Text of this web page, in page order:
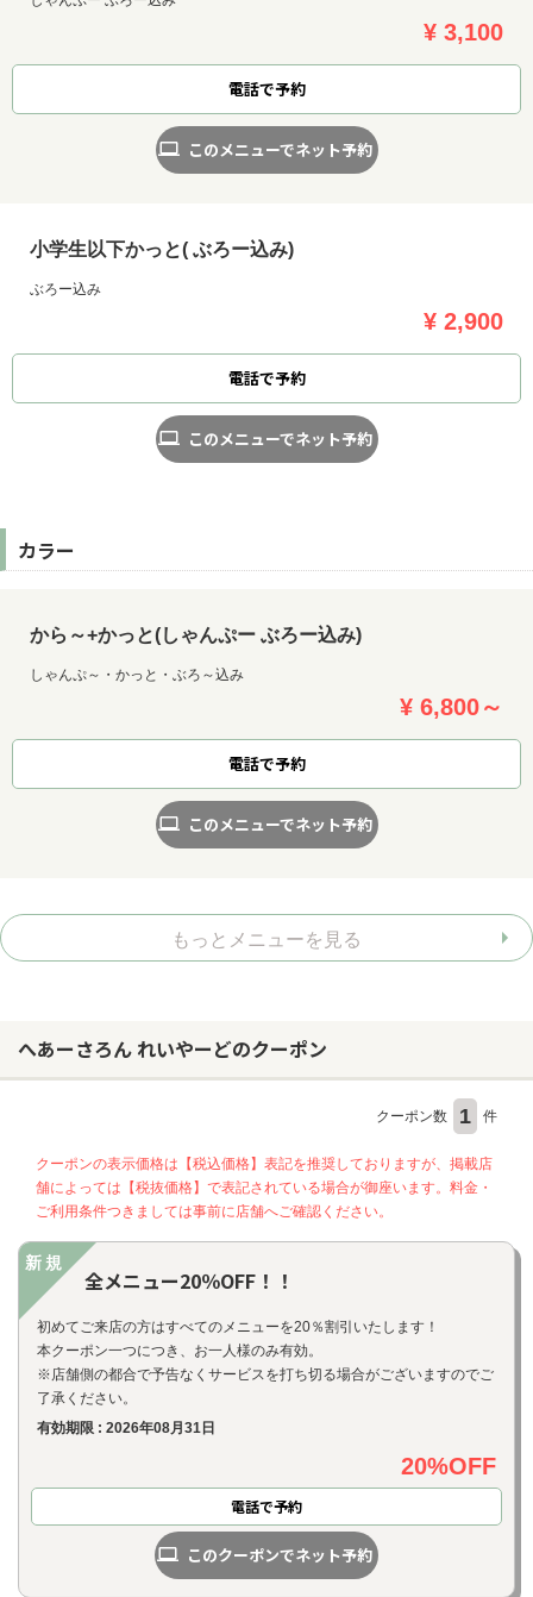
¥ 3,100
電話で予約
このメニューでネット予約
小学生以下かっと( ぶろー込み)
ぶろー込み
¥ 2,900
電話で予約
このメニューでネット予約
カラー
から～+かっと(しゃんぷー ぶろー込み)
しゃんぷ～・かっと・ぶろ～込み
¥ 6,800～
電話で予約
このメニューでネット予約
もっとメニューを見る
へあーさろん れいやーどのクーポン
クーポン数 1 件
クーポンの表示価格は【税込価格】表記を推奨しておりますが、掲載店
舗によっては【税抜価格】で表記されている場合が御座います。料金・
ご利用条件つきましては事前に店舗へご確認ください。
新規
全メニュー20％OFF！！
初めてご来店の方はすべてのメニューを20％割引いたします！
本クーポン一つにつき、お一人様のみ有効。
※店舗側の都合で予告なくサービスを打ち切る場合がございますのでご
了承ください。
有効期限 : 2026年08月31日
20%OFF
電話で予約
このクーポンでネット予約